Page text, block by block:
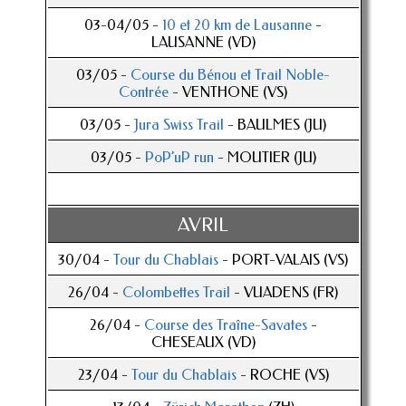
03-04/05 - 10 et 20 km de Lausanne -
LAUSANNE (VD)
03/05 - Course du Bénou et Trail Noble-
Contrée - VENTHONE (VS)
03/05 -Jura Swiss Trail - BAULMES (JU)
03/05 - PoP’uP run - MOUTIER (JU)
AVRIL
30/04 - Tour du Chablais - PORT-VALAIS (VS)
26/04 - Colombettes Trail - VUADENS (FR)
26/04 - Course des Traîne-Savates-
CHESEAUX (VD)
23/04 - Tour du Chablais- ROCHE (VS)